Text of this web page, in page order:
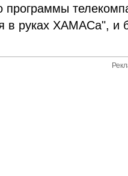
в руках ХАМАСа", и